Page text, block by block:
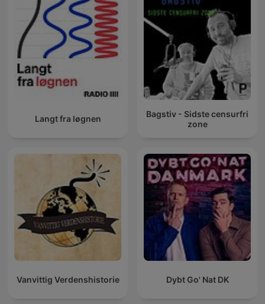
Langt fra løgnen
Bagstiv - Sidste censurfri
zone
Vanvittig Verdenshistorie Dybt Go' Nat DK